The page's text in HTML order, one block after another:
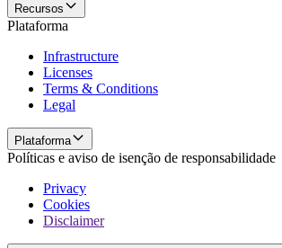
Recursos
Plataforma
Infrastructure
Licenses
Terms & Conditions
Legal
Plataforma
Políticas e aviso de isenção de responsabilidade
Privacy
Cookies
Disclaimer